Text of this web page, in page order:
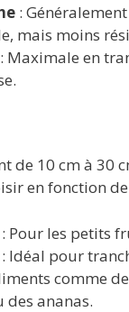
:
mais moins
: Maximale en
de 10 cm à 30
en fonction de
: Pour les petits
: Idéal pour
comme
des ananas.